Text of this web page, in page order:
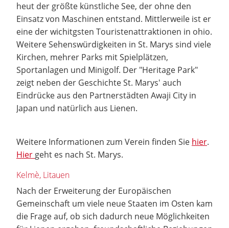
heut der größte künstliche See, der ohne den
Einsatz von Maschinen entstand. Mittlerweile ist er
eine der wichitgsten Touristenattraktionen in ohio.
Weitere Sehenswürdigkeiten in St. Marys sind viele
Kirchen, mehrer Parks mit Spielplätzen,
Sportanlagen und Minigolf. Der "Heritage Park"
zeigt neben der Geschichte St. Marys' auch
Eindrücke aus den Partnerstädten Awaji City in
Japan und natürlich aus Lienen.
Weitere Informationen zum Verein finden Sie hier.
Hier geht es nach St. Marys.
Kelmè, Litauen
Nach der Erweiterung der Europäischen
Gemeinschaft um viele neue Staaten im Osten kam
die Frage auf, ob sich dadurch neue Möglichkeiten